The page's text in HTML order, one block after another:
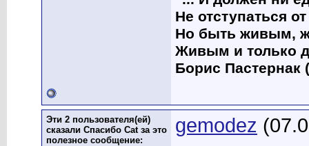
Не отступаться
Но быть живым,
Живым и только
Борис Пастернак
Эти 2 пользователя(ей)
сказали Спасибо Cat за это
полезное сообщение:
gemodez